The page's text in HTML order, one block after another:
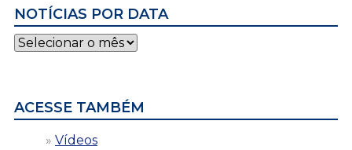
NOTÍCIAS POR DATA
Notícias
por
ACESSE TAMBÉM
Vídeos